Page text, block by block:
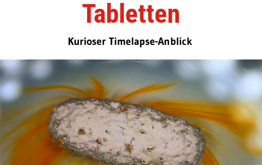
Tabletten
Kurioser Timelapse-Anblick